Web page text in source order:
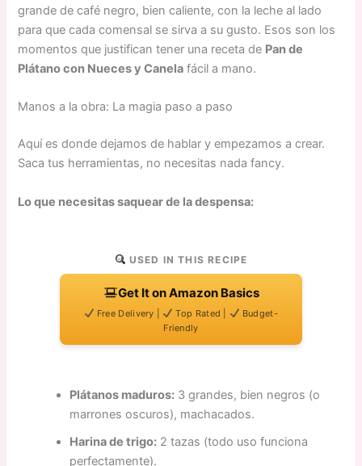
grande de café negro, bien caliente, con la leche al lado
para que cada comensal se sirva a su gusto. Esos son los
momentos que justifican tener una receta de Pan de
Plátano con Nueces y Canela fácil a mano.
Manos a la obra: La magia paso a paso
Aquí es donde dejamos de hablar y empezamos a crear.
Saca tus herramientas, no necesitas nada fancy.
Lo que necesitas saquear de la despensa:
USED IN THIS RECIPE
Get It on Amazon Basics
Free Delivery | Top Rated |
Budget-
Friendly
Plátanos maduros: 3 grandes, bien negros (o
marrones oscuros), machacados.
Harina de trigo: 2 tazas (todo uso funciona
perfectamente).